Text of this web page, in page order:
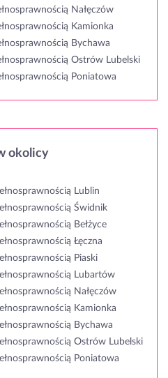
Nałęczów
Kamionka
Bychawa
Ostrów Lubelski
Poniatowa
okolicy
Lublin
Świdnik
Bełżyce
Łęczna
Piaski
Lubartów
Nałęczów
Kamionka
Bychawa
Ostrów Lubelski
Poniatowa